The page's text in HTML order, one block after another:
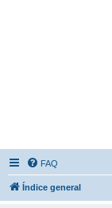
FAQ
Índice general